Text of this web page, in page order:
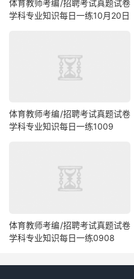
体育教师考编/招聘考试真题试卷
学科专业知识每日一练10月20日
体育教师考编/招聘考试真题试卷
学科专业知识每日一练1009
体育教师考编/招聘考试真题试卷
学科专业知识每日一练0908